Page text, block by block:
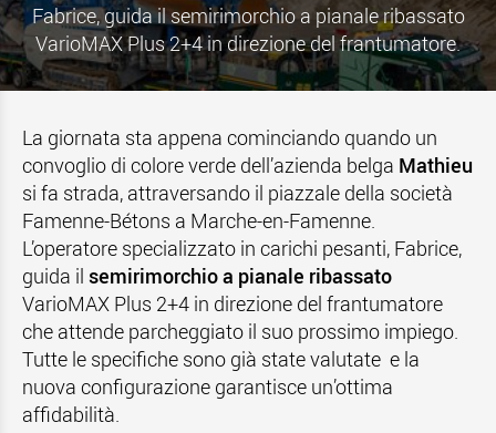
Fabrice, guida il semirimorchio a pianale ribassato
VarioMAX Plus 2+4 in direzione del frantumatore.
La giornata sta appena cominciando quando un
convoglio di colore verde dell’azienda belga Mathieu
si fa strada, attraversando il piazzale della società
Famenne-Bétons a Marche-en-Famenne.
L’operatore specializzato in carichi pesanti, Fabrice,
guida il semirimorchio a pianale ribassato
VarioMAX Plus 2+4 in direzione del frantumatore
che attende parcheggiato il suo prossimo impiego.
Tutte le specifiche sono già state valutate e la
nuova configurazione garantisce un’ottima
affidabilità.